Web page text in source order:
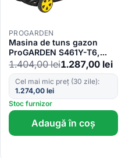
PROGARDEN
Masina de tuns gazon
ProGARDEN S461Y-T6,
3.5CP, 460mm, 60L
1.404,00lei1.287,00 lei
Cel mai mic preț (30 zile):
1.274,00 lei
Stoc furnizor
Adaugă în coș